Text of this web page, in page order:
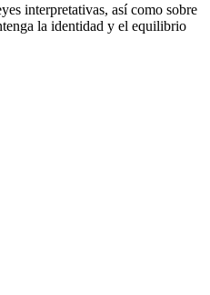
interpretativas, así como sobre
la identidad y el equilibrio